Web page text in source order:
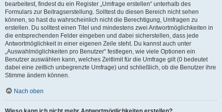
bearbeitest, findest du ein Register „Umfrage erstellen“ unterhalb des
Formulars zur Beitragserstellung. Solltest du diesen Bereich nicht sehen
können, so hast du wahrscheinlich nicht die Berechtigung, Umfragen zu
erstellen. Du solltest einen Titel und mindestens zwei Antwortmöglichkeiten in
die entsprechenden Felder eingeben und dabei sicherstellen, dass jede
Antwortmöglichkeit in einer eigenen Zeile steht. Du kannst auch unter
„Auswahlmöglichkeiten pro Benutzer“ festlegen, wie viele Optionen ein
Benutzer auswählen kann, welches Zeitlimit für die Umfrage gilt (0 bedeutet
dabei eine zeitlich unbegrenzte Umfrage) und schließlich, ob die Benutzer ihre
Stimme ändern können.
Nach oben